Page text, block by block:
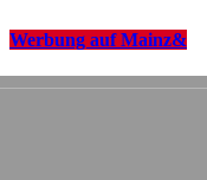
Werbung auf Mainz&